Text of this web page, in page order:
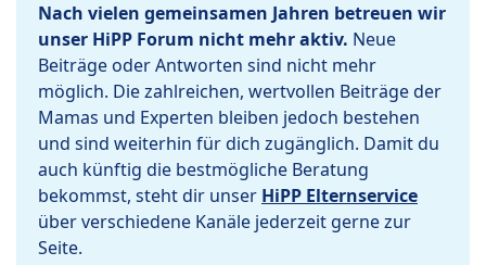
Nach vielen gemeinsamen Jahren betreuen wir
unser HiPP Forum nicht mehr aktiv. Neue
Beiträge oder Antworten sind nicht mehr
möglich. Die zahlreichen, wertvollen Beiträge der
Mamas und Experten bleiben jedoch bestehen
und sind weiterhin für dich zugänglich. Damit du
auch künftig die bestmögliche Beratung
bekommst, steht dir unser HiPP Elternservice
über verschiedene Kanäle jederzeit gerne zur
Seite.